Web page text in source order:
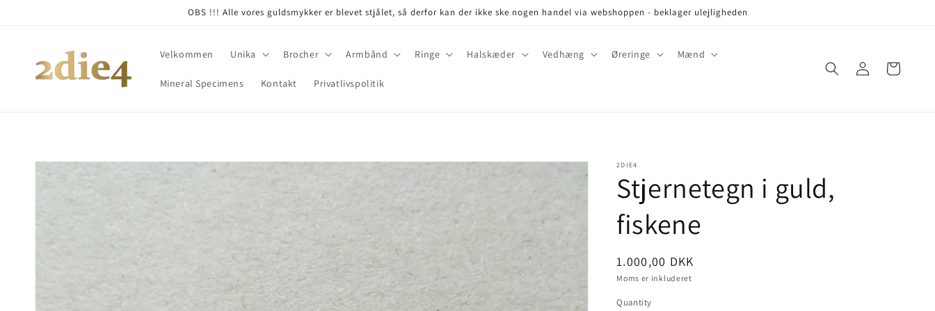
OBS !!! Alle vores guldsmykker er blevet stjålet, så derfor kan der ikke ske nogen handel via webshoppen - beklager ulejligheden
Velkommen Unika Brocher Armbånd Ringe Halskæder Vedhæng Øreringe Mænd
Mineral Specimens Kontakt Privatlivspolitik
Log
in
Cart
Skip to
information
2DIE4
Stjernetegn i guld,
fiskene
Pris
1.000,00 DKK
Moms er inkluderet
Quantity